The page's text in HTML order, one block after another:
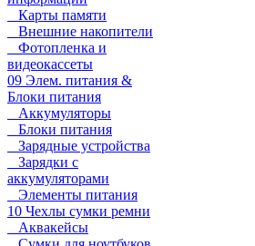
Карты памяти
Внешние накопители
Фотопленка и
видеокассеты
09 Элем. питания &
Блоки питания
Аккумуляторы
Блоки питания
Зарядные устройства
Зарядки с
аккумуляторами
Элементы питания
10 Чехлы сумки ремни
Аквакейсы